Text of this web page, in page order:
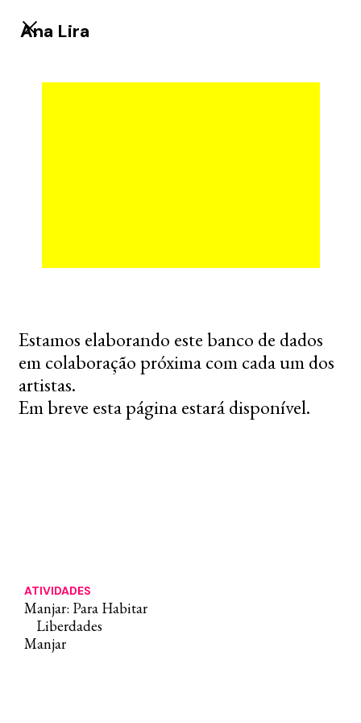
Ana Lira
ATIVIDADES
Manjar: Para Habitar
Liberdades
Manjar
Estamos elaborando este banco de dados
em colaboração próxima com cada um dos
artistas.
Em breve esta página estará disponível.